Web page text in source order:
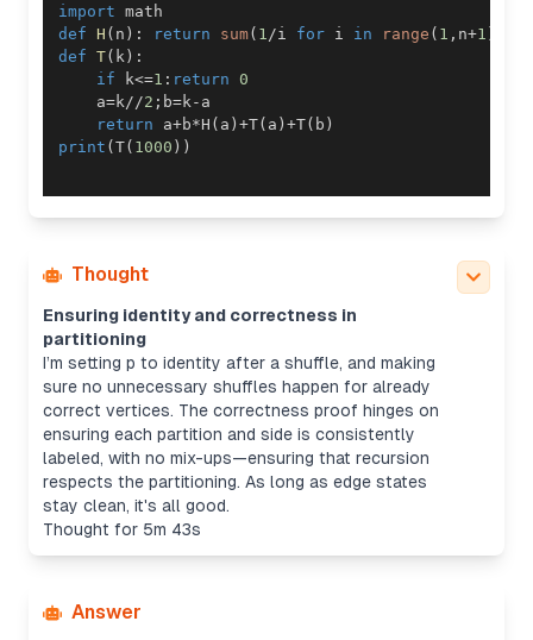
import
def H ( n ) : return sum( 1 /i for i in range ( 1 , n+1 )
def T( k ) :
if k<=1 : return 0
    a
=k //2 ; b=k -
return a+b*H ( a ) +T( a ) +T( b )
print (T( 1000 ) )
Thought
Ensuring identity and correctness in
partitioning
I’m setting p to identity after a shuffle, and making
sure no unnecessary shuffles happen for already
correct vertices. The correctness proof hinges on
ensuring each partition and side is consistently
labeled, with no mix-ups—ensuring that recursion
respects the partitioning. As long as edge states
stay clean, it's all good.
Thought for 5m 43s
Answer